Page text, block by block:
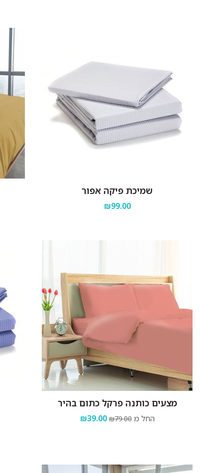
שמיכת פיקה אפור
₪99.00
מצעים כותנה פרקל כתום בהיר
החל מ ₪79.00
₪39.00